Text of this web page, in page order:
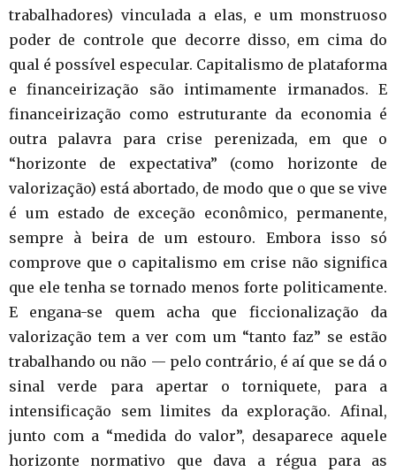
trabalhadores) vinculada a elas, e um monstruoso
poder de controle que decorre disso, em cima do
qual é possível especular. Capitalismo de plataforma
e financeirização são intimamente irmanados. E
financeirização como estruturante da economia é
outra palavra para crise perenizada, em que o
“horizonte de expectativa” (como horizonte de
valorização) está abortado, de modo que o que se vive
é um estado de exceção econômico, permanente,
sempre à beira de um estouro. Embora isso só
comprove que o capitalismo em crise não significa
que ele tenha se tornado menos forte politicamente.
E engana-se quem acha que ficcionalização da
valorização tem a ver com um “tanto faz” se estão
trabalhando ou não — pelo contrário, é aí que se dá o
sinal verde para apertar o torniquete, para a
intensificação sem limites da exploração. Afinal,
junto com a “medida do valor”, desaparece aquele
horizonte normativo que dava a régua para as